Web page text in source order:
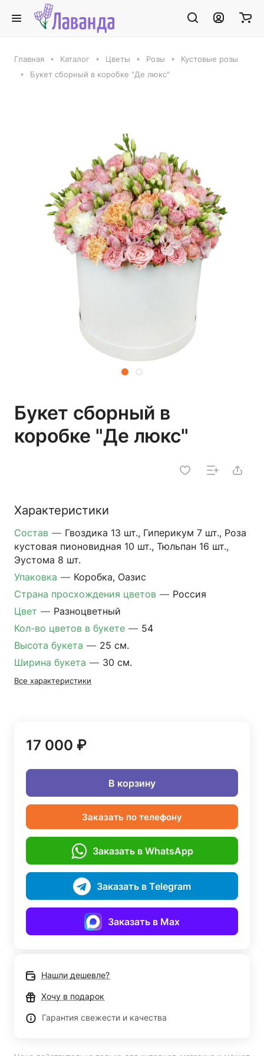
Главная Каталог Цветы Розы
Кустовые розы
Букет сборный в коробке "Де люкс"
Букет сборный в
коробке "Де люкс"
Характеристики
Состав — Гвоздика 13 шт., Гиперикум 7 шт., Роза
кустовая пионовидная 10 шт., Тюльпан 16 шт.,
Эустома 8 шт.
Упаковка — Коробка, Оазис
Страна просхождения цветов — Россия
Цвет — Разноцветный
Кол-во цветов в букете — 54
Высота букета — 25 см.
Ширина букета — 30 см.
Все характеристики
17 000 ₽
В корзину
Заказать по телефону
Заказать в WhatsApp
Заказать в Telegram
Заказать в Max
Нашли дешевле?
Хочу в подарок
Гарантия свежести и качества